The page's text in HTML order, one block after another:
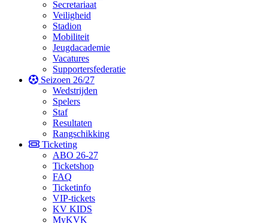
Secretariaat
Veiligheid
Stadion
Mobiliteit
Jeugdacademie
Vacatures
Supportersfederatie
Seizoen 26/27
Wedstrijden
Spelers
Staf
Resultaten
Rangschikking
Ticketing
ABO 26-27
Ticketshop
FAQ
Ticketinfo
VIP-tickets
KV KIDS
MyKVK